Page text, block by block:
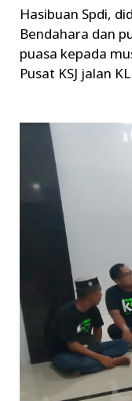
Hasibuan Spdi,
Bendahara dan
puasa kepada
Pusat KSJ jalan